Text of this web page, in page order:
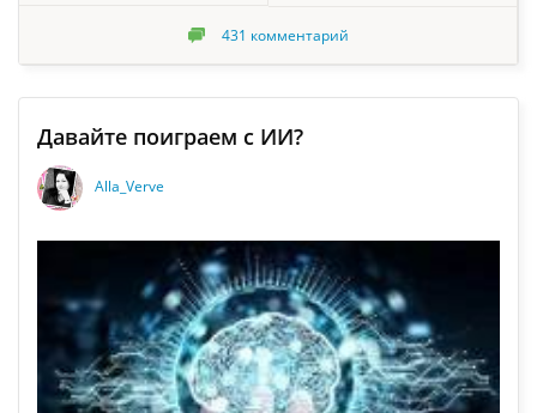
431 комментарий
Давайте поиграем с ИИ?
Alla_Verve